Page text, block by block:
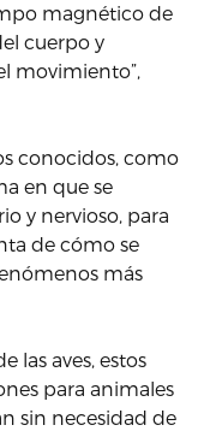
magnético de
cuerpo y
movimiento”,
conocidos, como
en que se
y nervioso, para
de cómo se
más
las aves, estos
para animales
sin necesidad de